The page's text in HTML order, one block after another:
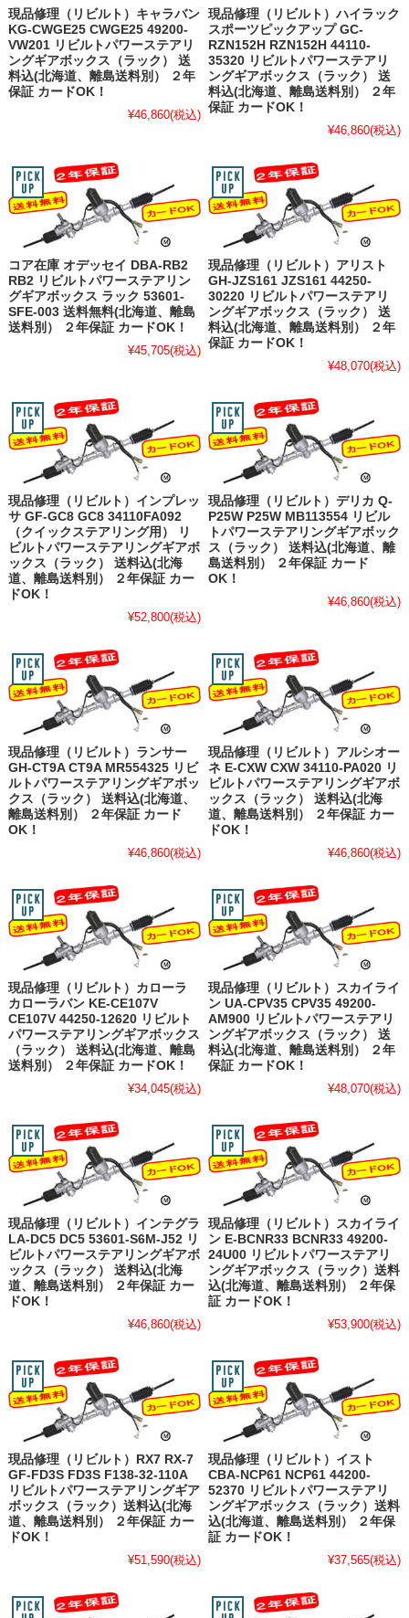
現品修理（リビルト）キャラバン
KG-CWGE25 CWGE25 49200-
VW201 リビルトパワーステアリ
ングギアボックス（ラック） 送
料込(北海道、離島送料別） ２年
保証 カードOK！
¥46,860(税込)
現品修理（リビルト）ハイラック
スポーツピックアップ GC-
RZN152H RZN152H 44110-
35320 リビルトパワーステアリ
ングギアボックス（ラック） 送
料込(北海道、離島送料別） ２年
保証 カードOK！
¥46,860(税込)
コア在庫 オデッセイ DBA-RB2
RB2 リビルトパワーステアリン
グギアボックス ラック 53601-
SFE-003 送料無料(北海道、離島
送料別） ２年保証 カードOK！
¥45,705(税込)
現品修理（リビルト）アリスト
GH-JZS161 JZS161 44250-
30220 リビルトパワーステアリ
ングギアボックス（ラック） 送
料込(北海道、離島送料別） ２年
保証 カードOK！
¥48,070(税込)
現品修理（リビルト）インプレッ
サ GF-GC8 GC8 34110FA092
（クイックステアリング用） リ
ビルトパワーステアリングギアボ
ックス（ラック） 送料込(北海
道、離島送料別） ２年保証 カー
ドOK！
¥52,800(税込)
現品修理（リビルト）デリカ Q-
P25W P25W MB113554 リビル
トパワーステアリングギアボック
ス（ラック） 送料込(北海道、離
島送料別） ２年保証 カード
OK！
¥46,860(税込)
現品修理（リビルト）ランサー
GH-CT9A CT9A MR554325 リビ
ルトパワーステアリングギアボッ
クス（ラック） 送料込(北海道、
離島送料別） ２年保証 カード
OK！
¥46,860(税込)
現品修理（リビルト）アルシオー
ネ E-CXW CXW 34110-PA020 リ
ビルトパワーステアリングギアボ
ックス（ラック） 送料込(北海
道、離島送料別） ２年保証 カー
ドOK！
¥46,860(税込)
現品修理（リビルト）カローラ
カローラバン KE-CE107V
CE107V 44250-12620 リビルト
パワーステアリングギアボックス
（ラック） 送料込(北海道、離島
送料別） ２年保証 カードOK！
¥34,045(税込)
現品修理（リビルト）スカイライ
ン UA-CPV35 CPV35 49200-
AM900 リビルトパワーステアリ
ングギアボックス（ラック） 送
料込(北海道、離島送料別） ２年
保証 カードOK！
¥48,070(税込)
現品修理（リビルト）インテグラ
LA-DC5 DC5 53601-S6M-J52 リ
ビルトパワーステアリングギアボ
ックス（ラック） 送料込(北海
道、離島送料別） ２年保証 カー
ドOK！
¥46,860(税込)
現品修理（リビルト）スカイライ
ン E-BCNR33 BCNR33 49200-
24U00 リビルトパワーステアリ
ングギアボックス（ラック）送料
込(北海道、離島送料別） ２年保
証 カードOK！
¥53,900(税込)
現品修理（リビルト）RX7 RX-7
GF-FD3S FD3S F138-32-110A
リビルトパワーステアリングギア
ボックス（ラック）送料込(北海
道、離島送料別） ２年保証 カー
ドOK！
¥51,590(税込)
現品修理（リビルト）イスト
CBA-NCP61 NCP61 44200-
52370 リビルトパワーステアリ
ングギアボックス（ラック）送料
込(北海道、離島送料別） ２年保
証 カードOK！
¥37,565(税込)